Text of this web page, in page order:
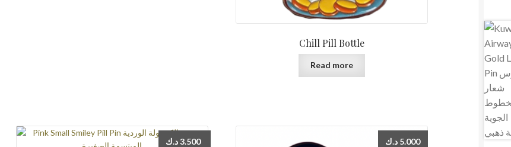
Chill Pill Bottle
Read more
3.500د.ك 5.000 د.ك